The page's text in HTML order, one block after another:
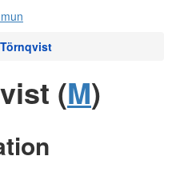
(M)